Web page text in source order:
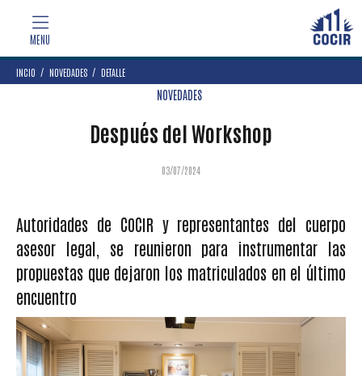
INCIO NOVEDADES DETALLE
NOVEDADES
Después del Workshop
03/07/2024
Autoridades de COCIR y representantes del cuerpo
asesor legal, se reunieron para instrumentar las
propuestas que dejaron los matriculados en el último
encuentro